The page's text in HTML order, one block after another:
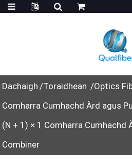
Dachaigh Toraidhean
Optics
Comharra Cumhachd Àrd agus
(N + 1) × 1 Comharra Cumhachd
Combiner